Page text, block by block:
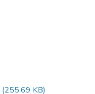
(255.69 KB)